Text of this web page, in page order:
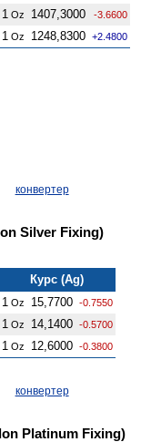
1 Oz 1407,3000 -3.6600
1 Oz 1248,8300 +2.4800
конвертер
Silver Fixing)
Курс (Ag)
1 Oz 15,7700 -0.7550
1 Oz 14,1400 -0.5700
1 Oz 12,6000 -0.3800
конвертер
Platinum Fixing)